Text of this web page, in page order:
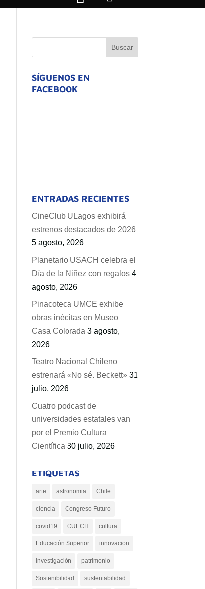
SÍGUENOS EN
FACEBOOK
ENTRADAS RECIENTES
CineClub ULagos exhibirá
estrenos destacados de 2026
5 agosto, 2026
Planetario USACH celebra el
Día de la Niñez con regalos 4
agosto, 2026
Pinacoteca UMCE exhibe
obras inéditas en Museo
Casa Colorada 3 agosto,
2026
Teatro Nacional Chileno
estrenará «No sé. Beckett» 31
julio, 2026
Cuatro podcast de
universidades estatales van
por el Premio Cultura
Científica 30 julio, 2026
ETIQUETAS
arte astronomia Chile
ciencia Congreso Futuro
covid19 CUECH cultura
Educación Superior innovacion
Investigación patrimonio
Sostenibilidad sustentabilidad